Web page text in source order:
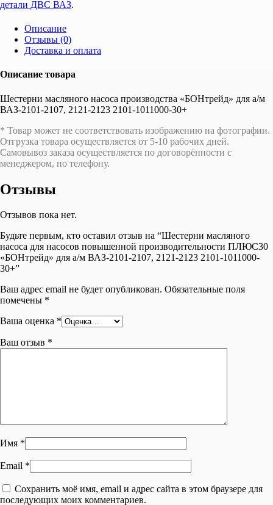
детали ДВС ВАЗ.
Описание
Отзывы (0)
Доставка и оплата
Описание товара
Шестерни масляного насоса производства «БОНтрейд» для а/м
ВАЗ-2101-2107, 2121-2123 2101-1011000-30+
* Товар может не соответствовать изображению на фотографии.
Отгрузка товара осуществляется от 5-10 рабочих дней.
Самовывоз заказа осуществляется по договорённости с
менеджером, по телефону.
Отзывы
Отзывов пока нет.
Будьте первым, кто оставил отзыв на “Шестерни масляного
насоса для насосов повышенной производительности ПЛЮС30
«БОНтрейд» для а/м ВАЗ-2101-2107, 2121-2123 2101-1011000-
30+”
Ваш адрес email не будет опубликован. Обязательные поля
помечены *
Ваша оценка *
Ваш отзыв *
Имя *
Email *
Сохранить моё имя, email и адрес сайта в этом браузере для
последующих моих комментариев.